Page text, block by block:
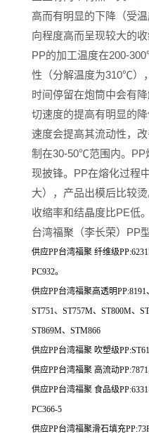
高而有明显的下降（受
向程度高而呈现较大的收
PP的加工温度在200-
性（分解温度为310℃）
时间停留在炮筒中会有
切速度的提高有明显的
速度会提高其流动性，
制在30-50℃范围内。PP
现披锋。PP在熔化过程
大），产品出模后比较
收缩率和结晶度比PE低。
台湾福聚（李长荣）PP
供应PP台湾福聚 纤维级
PC932。
供应PP台湾福聚高透明PP:8191
ST751、ST757M、ST800M、
ST869M、STM866
供应PP台湾福聚 吹塑级
供应PP台湾福聚 高流动
供应PP台湾福聚 食品级PP:6331
PC366-5
供应PP台湾福聚滑石填充